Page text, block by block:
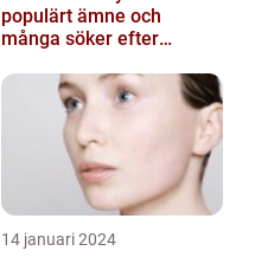
populärt ämne och
många söker efter
fungerar
14 januari 2024